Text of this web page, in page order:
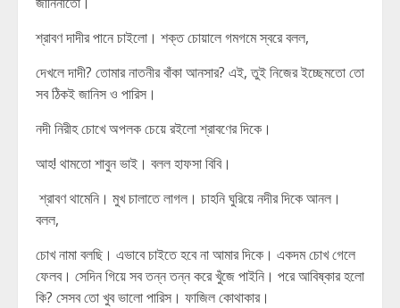
শ্রাবণ দাদীর পানে চাইলো। শক্ত চোয়ালে গমগমে স্বরে বলল,
দেখলে দাদী? তোমার নাতনীর বাঁকা আনসার? এই, তুই নিজের ইচ্ছেমতো তো
সব ঠিকই জানিস ও পারিস।
নদী নিরীহ চোখে অপলক চেয়ে রইলো শ্রাবণের দিকে।
আহ! থামতো শাবুন ভাই। বলল হাফসা বিবি।
শ্রাবণ থামেনি। মুখ চালাতে লাগল। চাহনি ঘুরিয়ে নদীর দিকে আনল।
বলল,
চোখ নামা বলছি। এভাবে চাইতে হবে না আমার দিকে। একদম চোখ গেলে
ফেলব। সেদিন গিয়ে সব তন্ন তন্ন করে খুঁজে পাইনি। পরে আবিষ্কার হলো
কি? সেসব তো খুব ভালো পারিস। ফাজিল কোথাকার।